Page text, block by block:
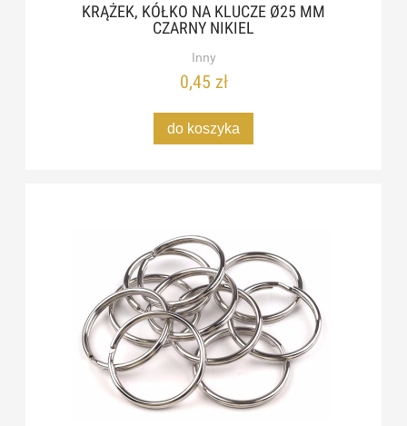
KRĄŻEK, KÓŁKO NA KLUCZE Ø25 MM
CZARNY NIKIEL
Inny
0,45 zł
do koszyka